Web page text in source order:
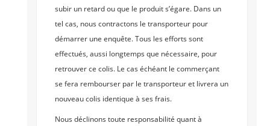
subir un retard ou que le produit s’égare. Dans un
tel cas, nous contractons le transporteur pour
démarrer une enquête. Tous les efforts sont
effectués, aussi longtemps que nécessaire, pour
retrouver ce colis. Le cas échéant le commerçant
se fera rembourser par le transporteur et livrera un
nouveau colis identique à ses frais.
Nous déclinons toute responsabilité quant à